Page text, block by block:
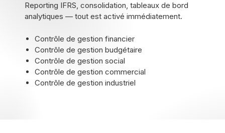
Reporting IFRS, consolidation, tableaux de bord
analytiques — tout est activé immédiatement.
Contrôle de gestion financier
Contrôle de gestion budgétaire
Contrôle de gestion social
Contrôle de gestion commercial
Contrôle de gestion industriel